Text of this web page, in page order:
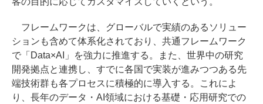
フレームワークは、グローバルで実績のあるソリュー
ションも含めて体系化されており、共通フレームワーク
で「Data×AI」を強力に推進する。また、世界中の研究
開発拠点と連携し、すでに各国で実装が進みつつある先
端技術群も各プロセスに積極的に導入する。これによ
り、長年のデータ・AI領域における基礎・応用研究での